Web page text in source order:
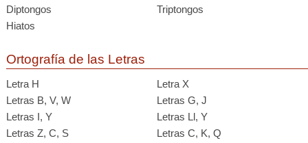
Diptongos
Triptongos
Hiatos
Ortografía de las Letras
Letra H
Letra X
Letras B, V, W
Letras G, J
Letras I, Y
Letras Ll, Y
Letras Z, C, S
Letras C, K, Q